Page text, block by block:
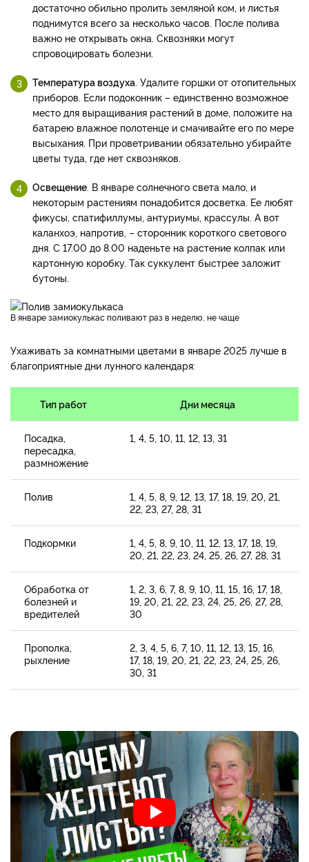
достаточно обильно пролить земляной ком, и листья
поднимутся всего за несколько часов. После полива
важно не открывать окна. Сквозняки могут
спровоцировать болезни.
Температура воздуха. Удалите горшки от отопительных
приборов. Если подоконник – единственно возможное
место для выращивания растений в доме, положите на
батарею влажное полотенце и смачивайте его по мере
высыхания. При проветривании обязательно убирайте
цветы туда, где нет сквозняков.
Освещение. В январе солнечного света мало, и
некоторым растениям понадобится досветка. Ее любят
фикусы, спатифиллумы, антуриумы, крассулы. А вот
каланхоэ, напротив, – сторонник короткого светового
дня. С 17.00 до 8.00 наденьте на растение колпак или
картонную коробку. Так суккулент быстрее заложит
бутоны.
В январе замиокулькас поливают раз в неделю, не чаще
Ухаживать за комнатными цветами в январе 2025 лучше в
благоприятные дни лунного календаря:
Тип работ Дни месяца
Посадка,
пересадка,
размножение
1, 4, 5, 10, 11, 12, 13, 31
Полив
1, 4, 5, 8, 9, 12, 13, 17, 18, 19, 20, 21,
22, 23, 27, 28, 31
Подкормки
1, 4, 5, 8, 9, 10, 11, 12, 13, 17, 18, 19,
20, 21, 22, 23, 24, 25, 26, 27, 28, 31
Обработка от
болезней и
вредителей
1, 2, 3, 6, 7, 8, 9, 10, 11, 15, 16, 17, 18,
19, 20, 21, 22, 23, 24, 25, 26, 27, 28,
30
Прополка,
рыхление
2, 3, 4, 5, 6, 7, 10, 11, 12, 13, 15, 16,
17, 18, 19, 20, 21, 22, 23, 24, 25, 26,
30, 31